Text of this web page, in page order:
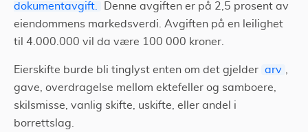
dokumentavgift.
Denne avgiften er på 2,5 prosent av
eiendommens markedsverdi. Avgiften på en leilighet
til 4.000.000 vil da være 100 000 kroner.
Eierskifte burde bli tinglyst enten om det gjelder arv
gave, overdragelse mellom ektefeller og samboere,
skilsmisse, vanlig skifte, uskifte, eller andel i
borrettslag.